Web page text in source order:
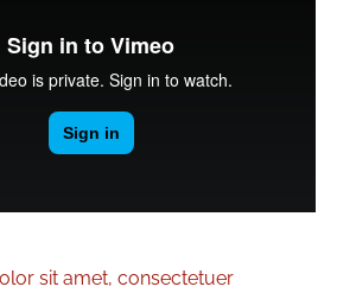
sit amet, consectetuer